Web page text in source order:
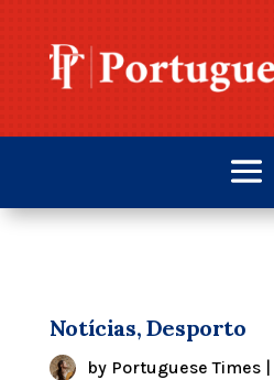
Notícias, Desporto
by Portuguese Times|